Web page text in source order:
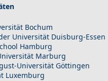
Bochum
Universität Duisburg-Essen
Hamburg
Marburg
Universität Göttingen
Luxemburg